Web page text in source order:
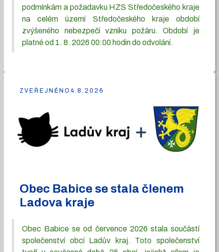
podmínkám a požadavku HZS Středočeského kraje
na celém území Středočeského kraje období
zvýšeného nebezpečí vzniku požáru. Období je
platné od 1. 8. 2026 00:00 hodin do odvolání.
Obec Babice se stala členem
Ladova kraje
Obec Babice se od července 2026 stala součástí
společenství obcí Ladův kraj. Toto společenství
ZVEŘEJNĚNO 4.8.2026